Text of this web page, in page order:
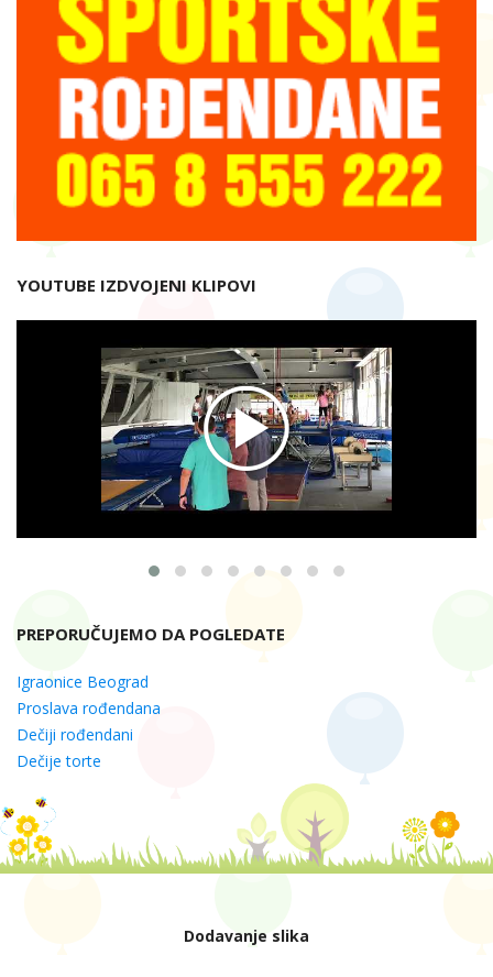
YOUTUBE IZDVOJENI KLIPOVI
PREPORUČUJEMO DA POGLEDATE
Igraonice Beograd
Proslava rođendana
Dečiji rođendani
Dečije torte
Dodavanje slika